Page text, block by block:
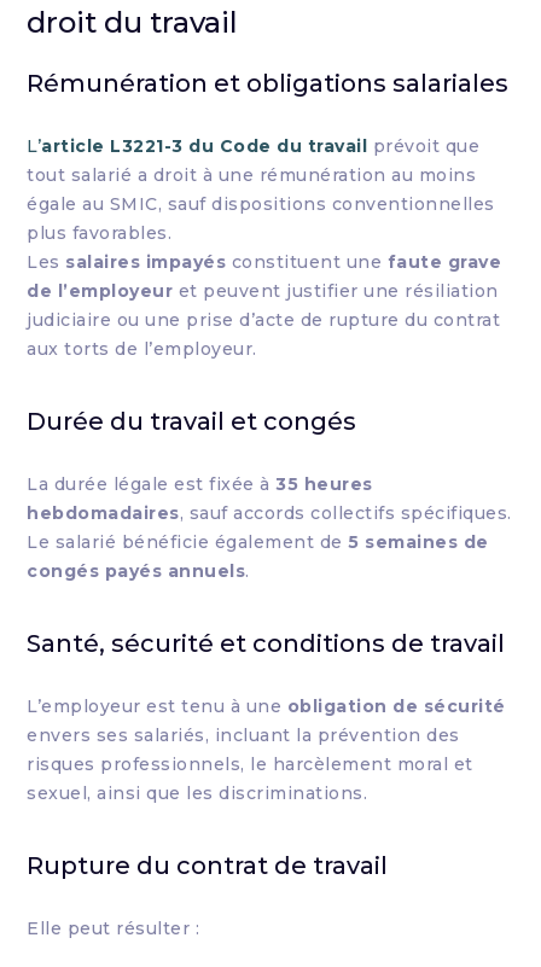
droit du travail
Rémunération et obligations salariales
L’article L3221-3 du Code du travail prévoit que
tout salarié a droit à une rémunération au moins
égale au SMIC, sauf dispositions conventionnelles
plus favorables.
Les salaires impayés constituent une faute grave
de l’employeur et peuvent justifier une résiliation
judiciaire ou une prise d’acte de rupture du contrat
aux torts de l’employeur.
Durée du travail et congés
La durée légale est fixée à35 heures
hebdomadaires, sauf accords collectifs spécifiques.
Le salarié bénéficie également de5 semaines de
congés payés annuels.
Santé, sécurité et conditions de travail
L’employeur est tenu à une obligation de sécurité
envers ses salariés, incluant la prévention des
risques professionnels, le harcèlement moral et
sexuel, ainsi que les discriminations.
Rupture du contrat de travail
Elle peut résulter :